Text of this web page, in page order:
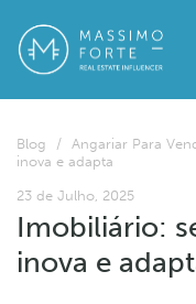
Blog / Angariar Para
inova e adapta
23 de Julho, 2025
Imobiliário:
inova e